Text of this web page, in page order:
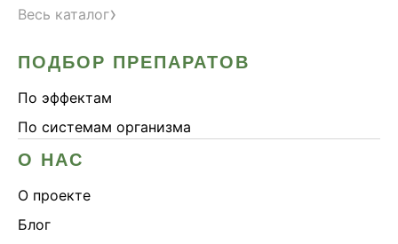
Весь каталог›
ПОДБОР ПРЕПАРАТОВ
По эффектам
По системам организма
О НАС
О проекте
Блог